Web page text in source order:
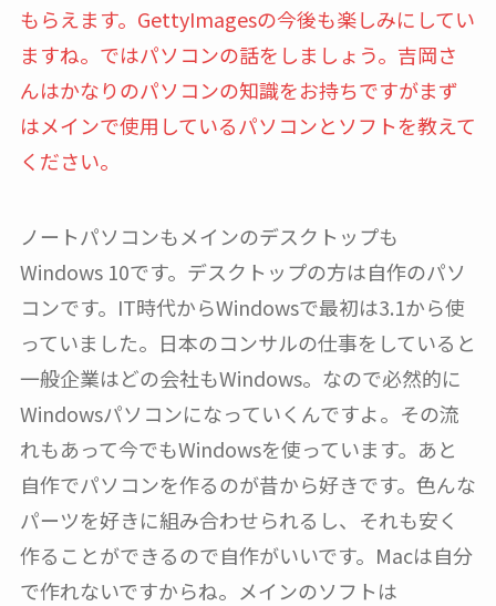
もらえます。GettyImagesの今後も楽しみにしてい
ますね。ではパソコンの話をしましょう。吉岡さ
んはかなりのパソコンの知識をお持ちですがまず
はメインで使用しているパソコンとソフトを教えて
ください。
ノートパソコンもメインのデスクトップも
Windows 10です。デスクトップの方は自作のパソ
コンです。IT時代からWindowsで最初は3.1から使
っていました。日本のコンサルの仕事をしていると
一般企業はどの会社もWindows。なので必然的に
Windowsパソコンになっていくんですよ。その流
れもあって今でもWindowsを使っています。あと
自作でパソコンを作るのが昔から好きです。色んな
パーツを好きに組み合わせられるし、それも安く
作ることができるので自作がいいです。Macは自分
で作れないですからね。メインのソフトは